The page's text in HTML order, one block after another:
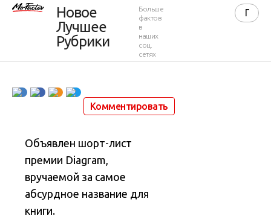
Новое
Лучшее
Рубрики
Больше
фактов
в
наших
соц.
сетях
для книг
37
6 846
28 февраля 2012 в 00:55
Комментировать
Объявлен шорт-лист
премии Diagram,
вручаемой за самое
абсурдное название для
книги.